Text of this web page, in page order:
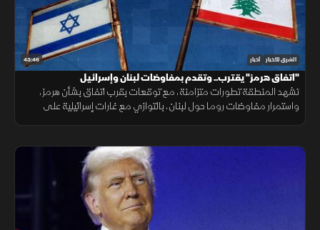
43:46 الشرق للأخبار أخبار
"اتفاق هرمز" يقترب.. وتقدم بمفاوضات لبنان وإسرائيل
تشهد المنطقة تطورات متزامنة، مع توقعات بقرب اتفاق بشأن هرمز،
واستمرار مفاوضات روما حول لبنان، بالتوازي مع غارات إسرائيلية على